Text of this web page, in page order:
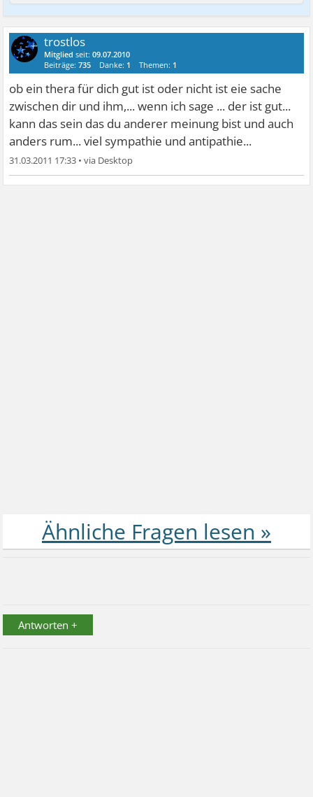
trostlos
Mitglied seit:09.07.2010
Beiträge:735 Danke: 1 Themen: 1
ob ein thera für dich gut ist oder nicht ist eie sache
zwischen dir und ihm,... wenn ich sage ... der ist gut...
kann das sein das du anderer meinung bist und auch
anders rum... viel sympathie und antipathie...
31.03.2011 17:33 •
Antworten +